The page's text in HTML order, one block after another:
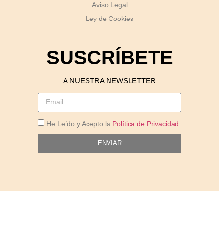
Aviso Legal
Ley de Cookies
SUSCRÍBETE
A NUESTRA NEWSLETTER
He Leído y Acepto la Política de Privacidad
ENVIAR